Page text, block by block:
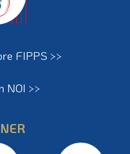
FIPPS >>
NOI >>